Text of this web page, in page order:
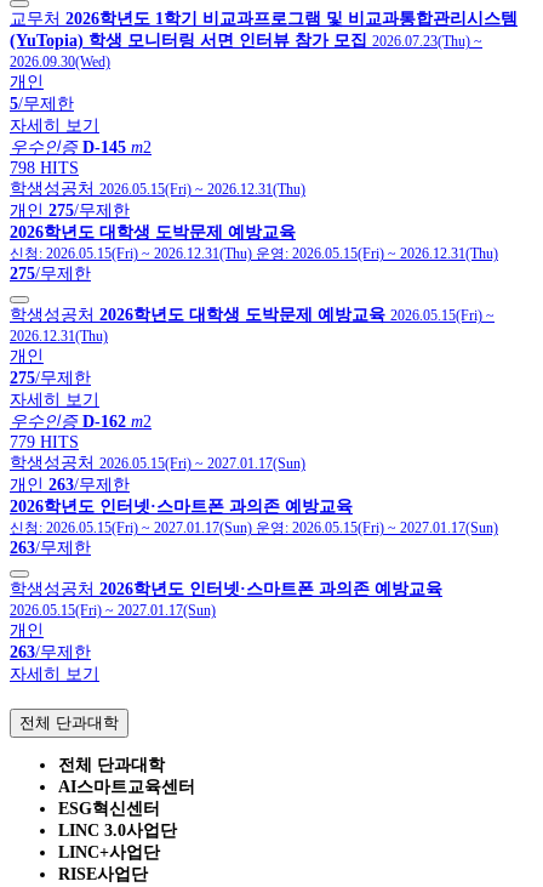
교무처 2026학년도 1학기 비교과프로그램 및 비교과통합관리시스템
(YuTopia) 학생 모니터링 서면 인터뷰 참가 모집 2026.07.23(Thu) ~
2026.09.30(Wed)
개인
5/무제한
자세히 보기
우수인증 D-145 m2
798 HITS
학생성공처 2026.05.15(Fri) ~ 2026.12.31(Thu)
개인 275/무제한
2026학년도 대학생 도박문제 예방교육
신청: 2026.05.15(Fri) ~ 2026.12.31(Thu) 운영: 2026.05.15(Fri) ~ 2026.12.31(Thu)
275/무제한
학생성공처 2026학년도 대학생 도박문제 예방교육 2026.05.15(Fri) ~
2026.12.31(Thu)
개인
275/무제한
자세히 보기
우수인증 D-162 m2
779 HITS
학생성공처 2026.05.15(Fri) ~ 2027.01.17(Sun)
개인 263/무제한
2026학년도 인터넷·스마트폰 과의존 예방교육
신청: 2026.05.15(Fri) ~ 2027.01.17(Sun) 운영: 2026.05.15(Fri) ~ 2027.01.17(Sun)
263/무제한
학생성공처 2026학년도 인터넷·스마트폰 과의존 예방교육
2026.05.15(Fri) ~ 2027.01.17(Sun)
개인
263/무제한
자세히 보기
전체 단과대학
전체 단과대학
AI스마트교육센터
ESG혁신센터
LINC 3.0사업단
LINC+사업단
RISE사업단